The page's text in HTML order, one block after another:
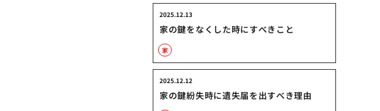
家の鍵をなくした時にすべきこと
2025.12.13
家
家の鍵紛失時に遺失届を出すべき理由
2025.12.12